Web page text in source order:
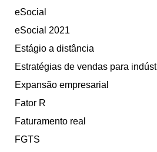
eSocial
eSocial 2021
Estágio a distância
Estratégias de vendas para
Expansão empresarial
Fator R
Faturamento real
FGTS